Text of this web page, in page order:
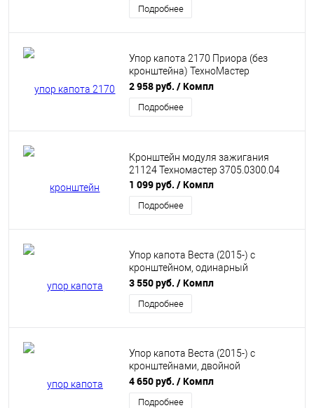
Подробнее
Упор капота 2170 Приора (без
кронштейна) ТехноМастер
8231.0400.04
2 958 руб. / Компл
Подробнее
Кронштейн модуля зажигания
21124 Техномастер 3705.0300.04
1 099 руб. / Компл
Подробнее
Упор капота Веста (2015-) с
кронштейном, одинарный
ТехноМастер 8231.0900.04
3 550 руб. / Компл
Подробнее
Упор капота Веста (2015-) с
кронштейнами, двойной
ТехноМастер 8231.0950.04
4 650 руб. / Компл
Подробнее